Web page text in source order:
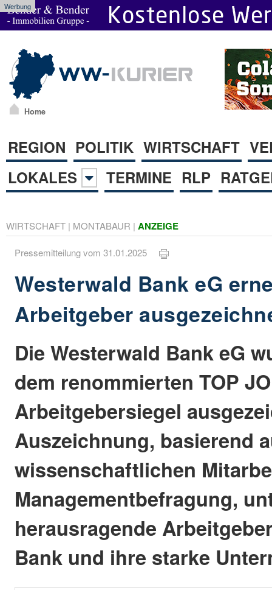
Werbung
Home
REGION POLITIK WIRTSCHAFT
LOKALES
TERMINE RLP
WIRTSCHAFT | MONTABAUR | ANZEIGE
Pressemitteilung vom 31.01.2025
Westerwald Bank eG
Arbeitgeber
Die Westerwald Bank eG
dem renommierten TOP
Arbeitgebersiegel
Auszeichnung, basierend
wissenschaftlichen
Managementbefragung,
herausragende
Bank und ihre starke